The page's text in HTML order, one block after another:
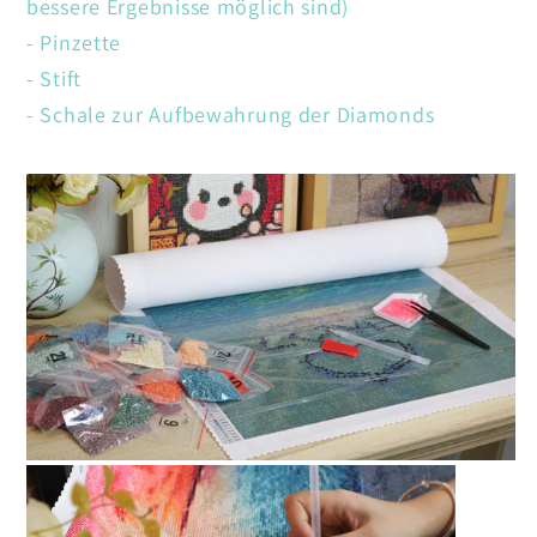
bessere Ergebnisse möglich sind)
- Pinzette
- Stift
- Schale zur Aufbewahrung der Diamonds